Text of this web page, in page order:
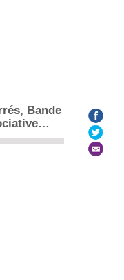
Bande